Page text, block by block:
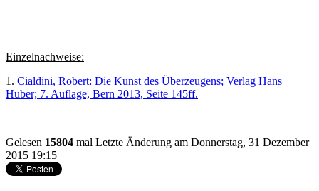
Einzelnachweise:
1. Cialdini, Robert: Die Kunst des Überzeugens; Verlag Hans
Huber; 7. Auflage, Bern 2013, Seite 145ff.
Gelesen 15804 mal Letzte Änderung am Donnerstag, 31 Dezember
2015 19:15